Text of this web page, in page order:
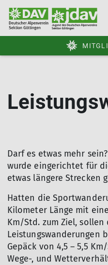
Darf es etwas mehr
wurde eingerichtet für
etwas längere Strecken
Hatten die
Kilometer Länge mit
Km/Std. zum Ziel, sollen
Leistungswanderungen
Gepäck von 4,5 – 5,5
Wege-, und